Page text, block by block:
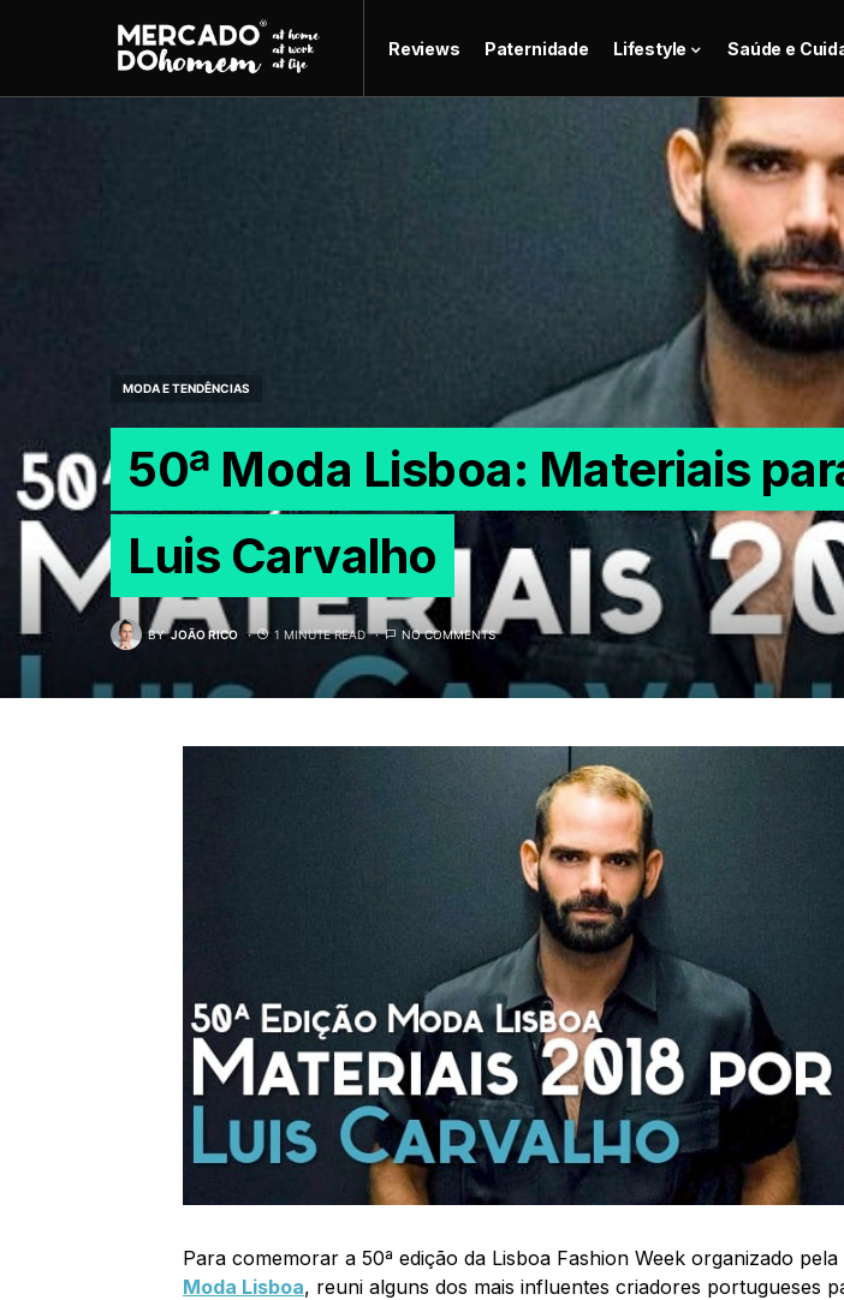
Reviews Paternidade Lifestyle Saúde e
MODA E TENDÊNCIAS
50ª Moda Lisboa: Materiais
Luis Carvalho
BY JOÃO RICO 1 MINUTE READ NO COMMENTS
Para comemorar a 50ª edição da Lisboa Fashion Week organizado pela
Moda Lisboa, reuni alguns dos mais influentes criadores portugueses